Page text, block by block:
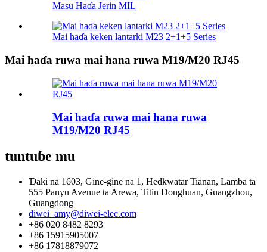
Masu Haɗa Jerin MIL
Mai haɗa keken lantarki M23 2+1+5 Series
Mai haɗa ruwa mai hana ruwa M19/M20 RJ45
Mai haɗa ruwa mai hana ruwa
M19/M20 RJ45
tuntuɓe mu
Ɗaki na 1603, Gine-gine na 1, Hedkwatar Tianan, Lamba ta
555 Panyu Avenue ta Arewa, Titin Donghuan, Guangzhou,
Guangdong
diwei_amy@diwei-elec.com
+86 020 8482 8293
+86 15915905007
+86 17818879072